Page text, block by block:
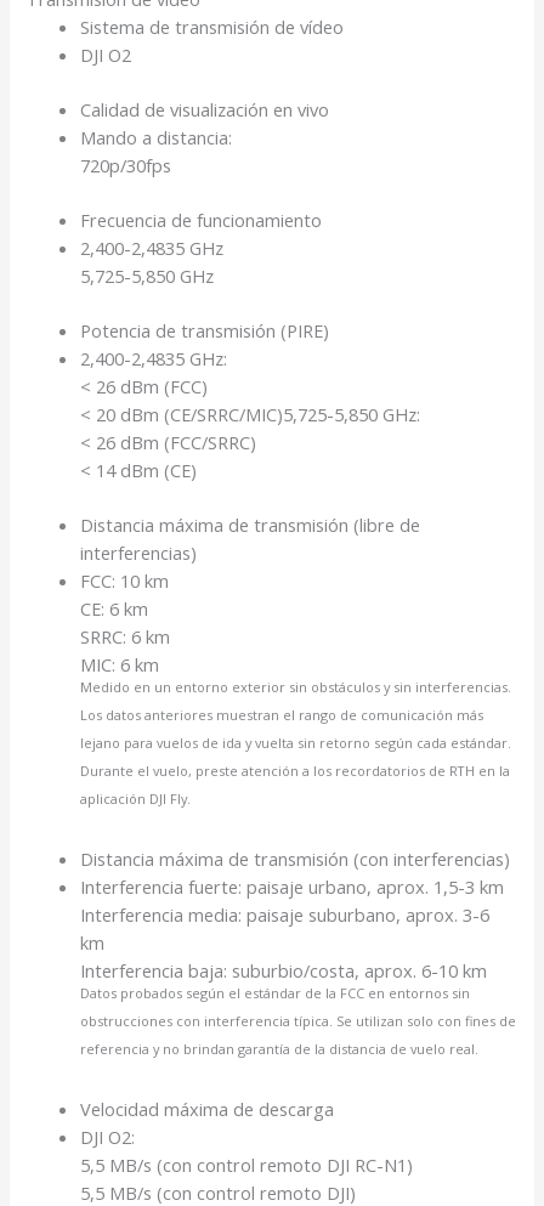
Sistema de transmisión de vídeo
DJI O2
Calidad de visualización en vivo
Mando a distancia:
720p/30fps
Frecuencia de funcionamiento
2,400-2,4835 GHz
5,725-5,850 GHz
Potencia de transmisión (PIRE)
2,400-2,4835 GHz:
< 26 dBm (FCC)
< 20 dBm (CE/SRRC/MIC)5,725-5,850 GHz:
< 26 dBm (FCC/SRRC)
< 14 dBm (CE)
Distancia máxima de transmisión (libre de
interferencias)
FCC: 10 km
CE: 6 km
SRRC: 6 km
MIC: 6 km
Medido en un entorno exterior sin obstáculos y sin interferencias.
Los datos anteriores muestran el rango de comunicación más
lejano para vuelos de ida y vuelta sin retorno según cada estándar.
Durante el vuelo, preste atención a los recordatorios de RTH en la
aplicación DJI Fly.
Distancia máxima de transmisión (con interferencias)
Interferencia fuerte: paisaje urbano, aprox. 1,5-3 km
Interferencia media: paisaje suburbano, aprox. 3-6
km
Interferencia baja: suburbio/costa, aprox. 6-10 km
Datos probados según el estándar de la FCC en entornos sin
obstrucciones con interferencia típica. Se utilizan solo con fines de
referencia y no brindan garantía de la distancia de vuelo real.
Velocidad máxima de descarga
DJI O2:
5,5 MB/s (con control remoto DJI RC-N1)
5,5 MB/s (con control remoto DJI)